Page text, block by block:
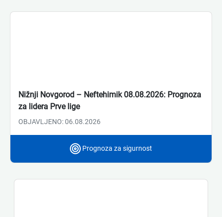
Nižnji Novgorod – Neftehimik 08.08.2026: Prognoza
za lidera Prve lige
OBJAVLJENO: 06.08.2026
Prognoza za sigurnost